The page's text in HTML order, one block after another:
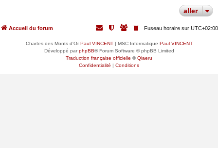
aller
Accueil du forum Fuseau horaire sur UTC+02:00
Chartes des Monts d'OrPaul VINCENT| MSC Informatique Paul VINCENT
Développé parphpBB® Forum Software © phpBB Limited
Traduction française officielle ©Qiaeru
Confidentialité | Conditions